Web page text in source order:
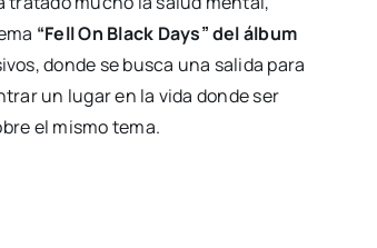
“Fell On Black Days” del álbum
donde se busca una salida para
un lugar en la vida donde ser
el mismo tema.